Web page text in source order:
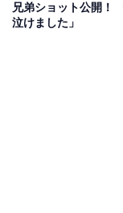
兄弟ショット公開！
泣けました」